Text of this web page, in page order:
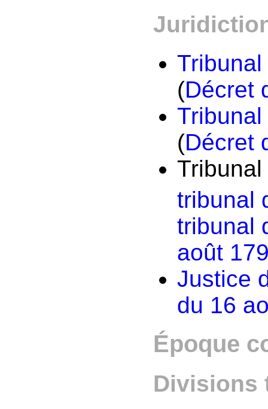
(Décret
(Décret
tribunal
tribunal
août
Justice
du 16
Époque
Divisions